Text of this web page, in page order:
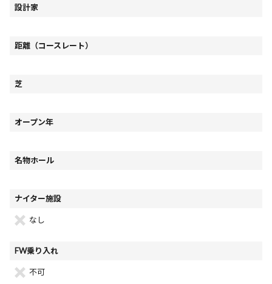
設計家
距離（コースレート）
芝
オープン年
名物ホール
ナイター施設
なし
FW乗り入れ
不可